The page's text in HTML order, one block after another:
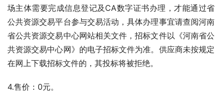
场主体需要完成信息登记及CA数字证书办理，才能通过省
公共资源交易平台参与交易活动，具体办理事宜请查阅河南
省公共资源交易中心网站相关文件，招标文件以《河南省公
共资源交易中心网》的电子招标文件为准。供应商未按规定
在网上下载招标文件的，其投标将被拒绝。
4.售价：0元。